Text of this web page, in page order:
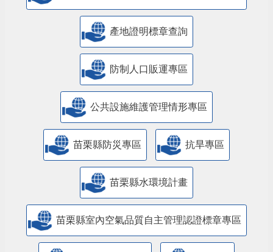
產地證明標章查詢
防制人口販運專區
​公共設施維護管理情形專區
苗栗縣防災專區 抗旱專區
苗栗縣水環境計畫
苗栗縣室內空氣品質自主管理認證標章專區